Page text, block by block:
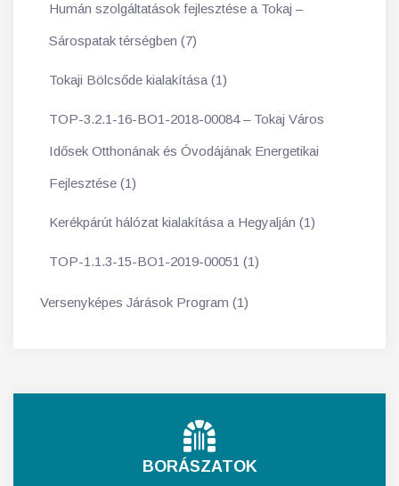
Humán szolgáltatások fejlesztése a Tokaj –
Sárospatak térségben (7)
Tokaji Bölcsőde kialakítása (1)
TOP-3.2.1-16-BO1-2018-00084 – Tokaj Város
Idősek Otthonának és Óvodájának Energetikai
Fejlesztése (1)
Kerékpárút hálózat kialakítása a Hegyalján (1)
TOP-1.1.3-15-BO1-2019-00051 (1)
Versenyképes Járások Program (1)
BORÁSZATOK